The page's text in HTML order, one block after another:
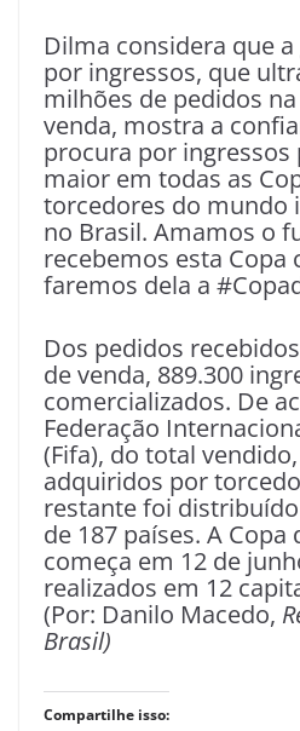
Dilma considera que
por ingressos, que
milhões de pedidos
venda, mostra a
procura por ingressos
maior em todas as
torcedores do mundo
no Brasil. Amamos o
recebemos esta Copa
faremos dela a
Dos pedidos
de venda, 889.300
comercializados. De
Federação
(Fifa), do total
adquiridos por
restante foi
de 187 países. A Copa
começa em 12 de
realizados em 12
(Por: Danilo Macedo,
Brasil)
Compartilhe isso: